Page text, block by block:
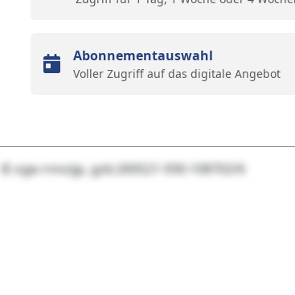
Abonnementauswahl
Voller Zugriff auf das digitale Angebot
© oge-rnnzijp, gzb:260521-930-108702/6